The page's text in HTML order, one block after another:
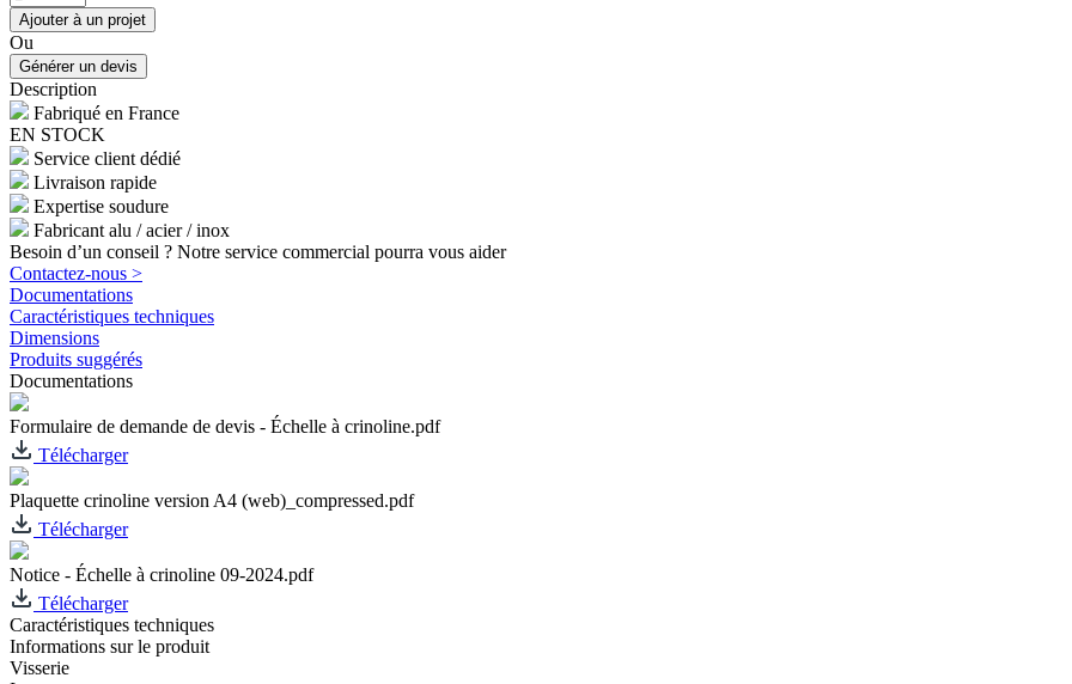
Ou
Description
Fabriqué en France
EN STOCK
Service client dédié
Livraison rapide
Expertise soudure
Fabricant alu / acier / inox
Besoin d’un conseil ? Notre service commercial pourra vous aider
Contactez-nous >
Documentations
Caractéristiques techniques
Dimensions
Produits suggérés
Documentations
Formulaire de demande de devis - Échelle à crinoline.pdf
Télécharger
Plaquette crinoline version A4 (web)_compressed.pdf
Télécharger
Notice - Échelle à crinoline 09-2024.pdf
Télécharger
Caractéristiques techniques
Informations sur le produit
Visserie